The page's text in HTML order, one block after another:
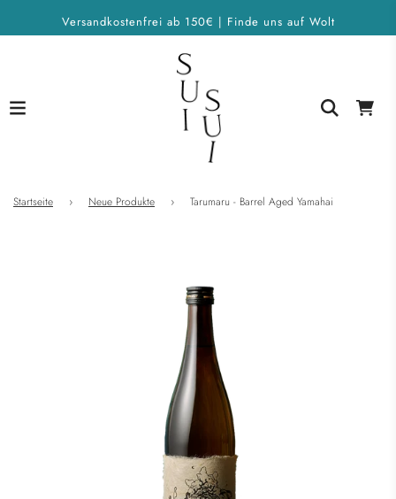
Versandkostenfrei ab 150€ | Finde uns auf Wolt
Startseite › Neue Produkte › Tarumaru - Barrel Aged Yamahai